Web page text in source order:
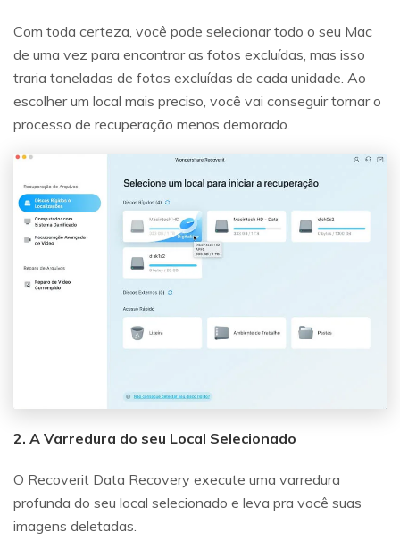
Com toda certeza, você pode selecionar todo o seu Mac
de uma vez para encontrar as fotos excluídas, mas isso
traria toneladas de fotos excluídas de cada unidade. Ao
escolher um local mais preciso, você vai conseguir tornar o
processo de recuperação menos demorado.
2. A Varredura do seu Local Selecionado
O Recoverit Data Recovery execute uma varredura
profunda do seu local selecionado e leva pra você suas
imagens deletadas.